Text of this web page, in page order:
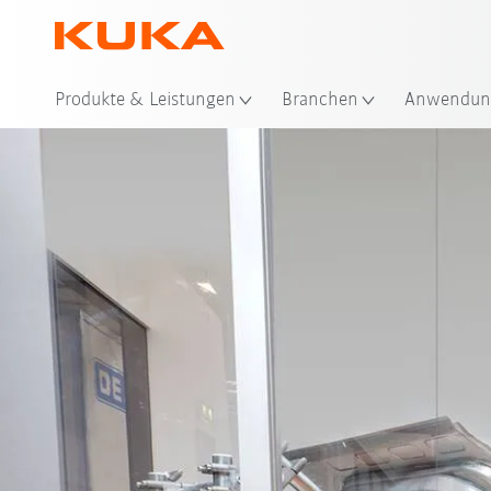
Produkte & Leistungen Branchen